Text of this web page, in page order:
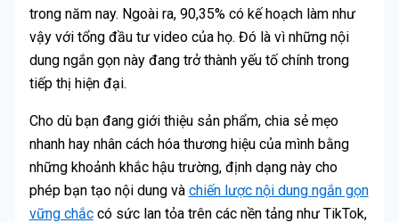
trong năm nay. Ngoài ra, 90,35% có kế hoạch làm như
vậy với tổng đầu tư video của họ. Đó là vì những nội
dung ngắn gọn này đang trở thành yếu tố chính trong
tiếp thị hiện đại.
Cho dù bạn đang giới thiệu sản phẩm, chia sẻ mẹo
nhanh hay nhân cách hóa thương hiệu của mình bằng
những khoảnh khắc hậu trường, định dạng này cho
phép bạn tạo nội dung và chiến lược nội dung ngắn gọn
vững chắc có sức lan tỏa trên các nền tảng như TikTok,